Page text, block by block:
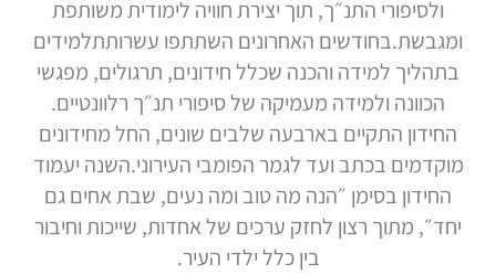
ולסיפורי התנ״ך, תוך יצירת חוויה לימודית משותפת
ומגבשת.בחודשים האחרונים השתתפו עשרותתלמידים
בתהליך למידה והכנה שכלל חידונים, תרגולים, מפגשי
הכוונה ולמידה מעמיקה של סיפורי תנ״ך רלוונטיים.
החידון התקיים בארבעה שלבים שונים, החל מחידונים
מוקדמים בכתב ועד לגמר הפומבי העירוני.השנה יעמוד
החידון בסימן ״הנה מה טוב ומה נעים, שבת אחים גם
יחד״, מתוך רצון לחזק ערכים של אחדות, שייכות וחיבור
בין כלל ילדי העיר.